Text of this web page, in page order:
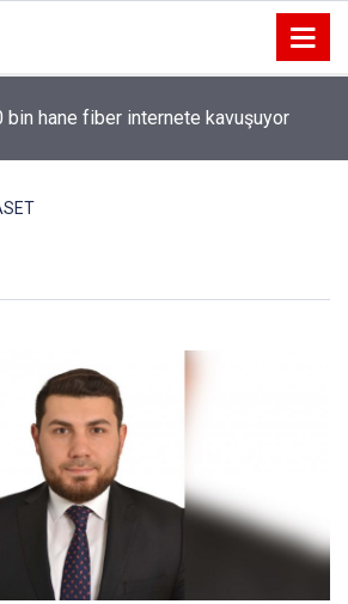
bin hane fiber internete kavuşuyor